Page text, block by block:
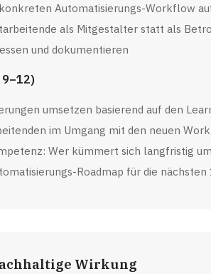
Automatisierungs-Workflow
als Mitgestalter statt als
und dokumentieren
9–12)
umsetzen basierend auf den
im Umgang mit den neuen
Wer kümmert sich langfristig
Roadmap für die nächsten
Wirkung